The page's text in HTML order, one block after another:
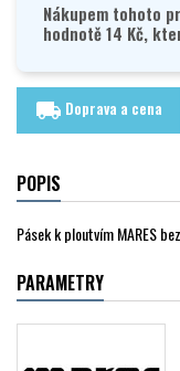
Nákupem tohoto
hodnotě 14 Kč,
local_shipping Doprava a cena
POPIS
Pásek k ploutvím MARES
PARAMETRY